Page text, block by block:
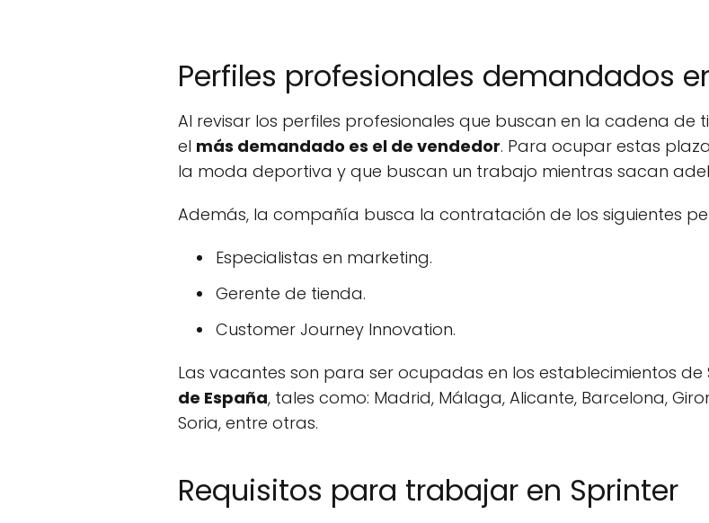
Perfiles profesionales demandados
Al revisar los perfiles profesionales que buscan en la cadena de
el más demandado es el de vendedor. Para ocupar estas
la moda deportiva y que buscan un trabajo mientras sacan
Además, la compañía busca la contratación de los siguientes
Especialistas en marketing.
Gerente de tienda.
Customer Journey Innovation.
Las vacantes son para ser ocupadas en los establecimientos de
de España, tales como: Madrid, Málaga, Alicante, Barcelona,
Soria, entre otras.
Requisitos para trabajar en Sprinter